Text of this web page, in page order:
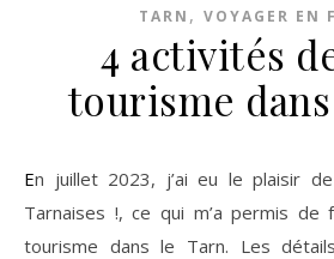
TARN , VOYAGER EN
4 activités
tourisme
En juillet 2023, j’ai eu le plaisir de participer au projet
Tarnaises !, ce qui m’a permis
tourisme dans le Tarn. Les